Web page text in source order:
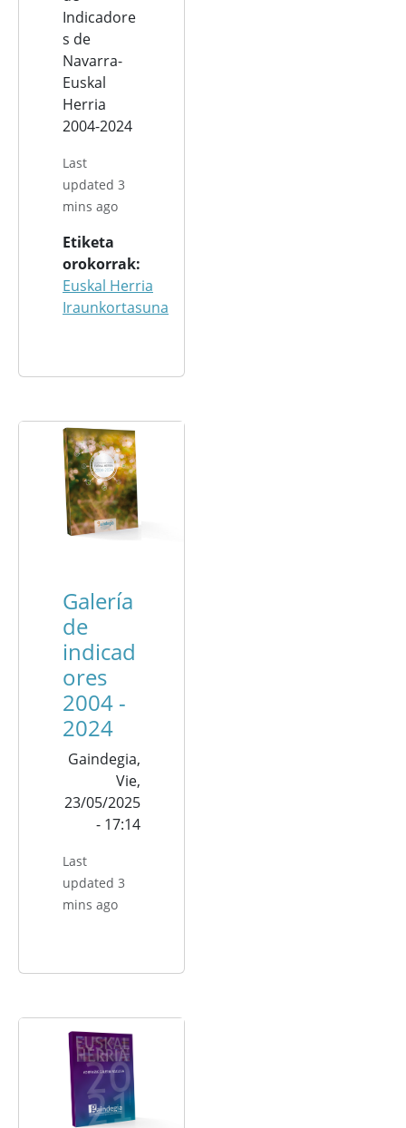
Indicadore
s de
Navarra-
Euskal
Herria
2004-2024
Last
updated 3
mins ago
Etiketa
orokorrak
Euskal Herria
Iraunkortasuna
Galería
de
indicad
ores
2004 -
2024
Gaindegia,
Vie,
23/05/2025
- 17:14
Last
updated 3
mins ago